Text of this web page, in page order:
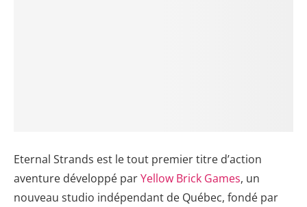
Eternal Strands est le tout premier titre d’action
aventure développé parYellow Brick Games, un
nouveau studio indépendant de Québec, fondé par